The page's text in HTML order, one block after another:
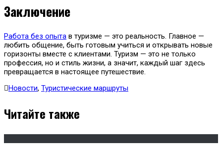
Заключение
Работа без опыта в туризме — это реальность. Главное —
любить общение, быть готовым учиться и открывать новые
горизонты вместе с клиентами. Туризм — это не только
профессия, но и стиль жизни, а значит, каждый шаг здесь
превращается в настоящее путешествие.
Новости, Туристические маршруты
Читайте также